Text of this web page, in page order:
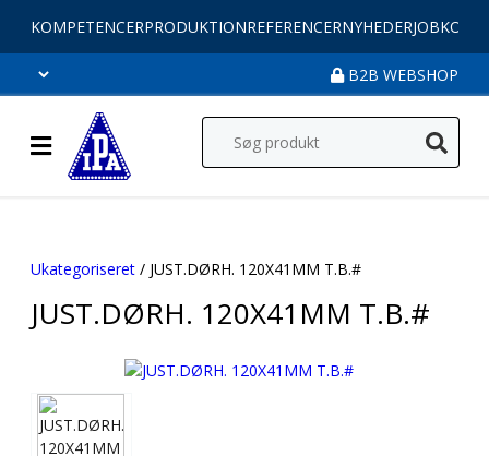
KOMPETENCERPRODUKTIONREFERENCERNYHEDERJOB
B2B WEBSHOP
Ukategoriseret / JUST.DØRH. 120X41MM T.B.#
JUST.DØRH. 120X41MM T.B.#